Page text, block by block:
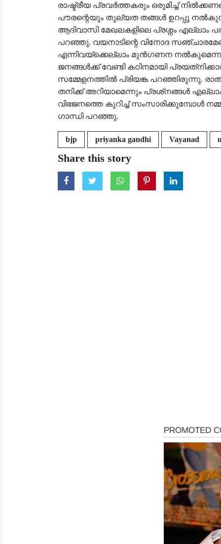
രാഷ്ട്രീയ പ്രവർത്തകരും ഒരുമിച്ച്
പൗരന്റെയും തുല്യത തങ്ങൾ ഉറപ്പു
ആദിവാസി മേഖലകളിലെ പ്രശ്നം എല്ലാം
പറഞ്ഞു. വയനാടിന്റെ വിനോദ
എന്നിവയ്ക്കെല്ലാം മുൻഗണന നൽകുമെന്നും
ജനങ്ങൾക്ക് വേണ്ടി കഠിനമായി
സമ്മേളനത്തിൽ പ്രിയങ്ക പറഞ്ഞിരുന്നു.
തനിക്ക് അറിയാമെന്നും പ്രശ്‌നങ്ങൾ
വിഭജനത്തെ കുറിച്ച് സംസാരിക്കുമ്പോൾ
ഗാന്ധി പറഞ്ഞു.
bjp priyanka gandhi Vayanad
Share this story